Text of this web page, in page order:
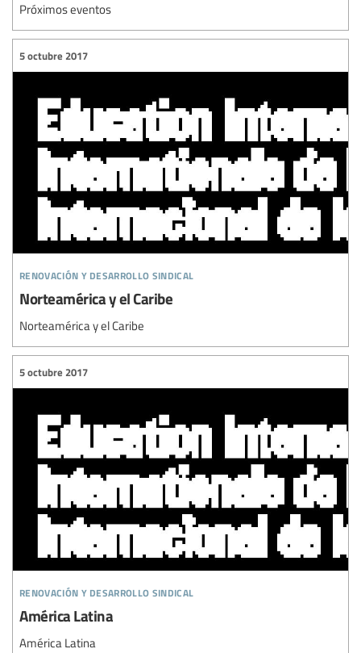
Próximos eventos
renovación y desarrollo sindical
5 octubre 2017
Norteamérica y el Caribe
Norteamérica y el Caribe
renovación y desarrollo sindical
5 octubre 2017
América Latina
América Latina